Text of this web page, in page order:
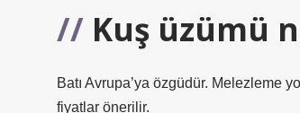
Kuş üzümü
Batı Avrupa’ya özgüdür. Melezleme
fiyatlar önerilir.